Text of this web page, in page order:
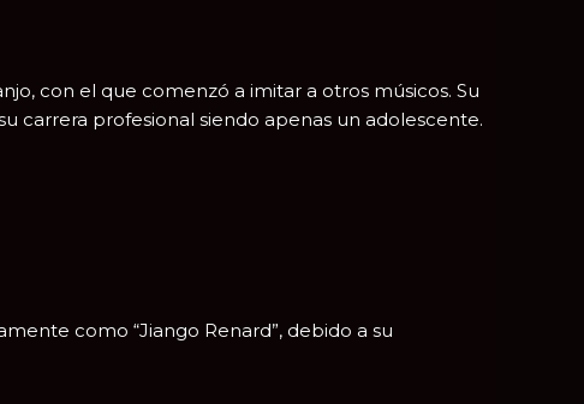
con el que comenzó a imitar a otros músicos. Su
carrera profesional siendo apenas un adolescente.
como “Jiango Renard”, debido a su